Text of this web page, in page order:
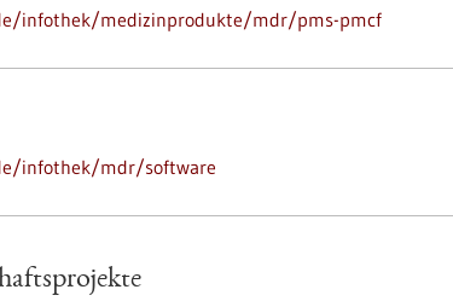
infothek/medizinprodukte/mdr/pms-pmcf
infothek/mdr/software